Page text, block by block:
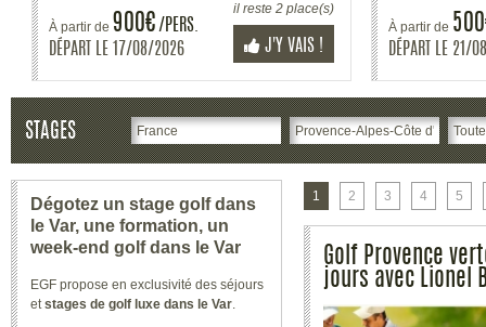
À partir de 400€/PERS.
DÉPART LE
28/08/2026
il reste 3 place(s)
J'Y VAIS !
À partir de
DÉPART LE 31/
STAGES
Dégotez un stage golf dans
le Var, une formation, un
week-end golf dans le Var
EGF propose en exclusivité des séjours
etstages de golf luxe dans le Var.
1 2 3 4 5
Golf Provence
jours avec Lionel